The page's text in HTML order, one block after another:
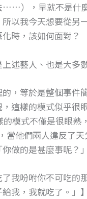
……），早就不是什
以我今天想要從
時，該如何面對？
述藝人、也是大多
，等於是整個事件
這樣的模式似乎很
模式不僅是很眼熟
當他們兩人違反了
做的是甚麼事呢？
了我吩咐你不可吃
我，我就吃了。」】